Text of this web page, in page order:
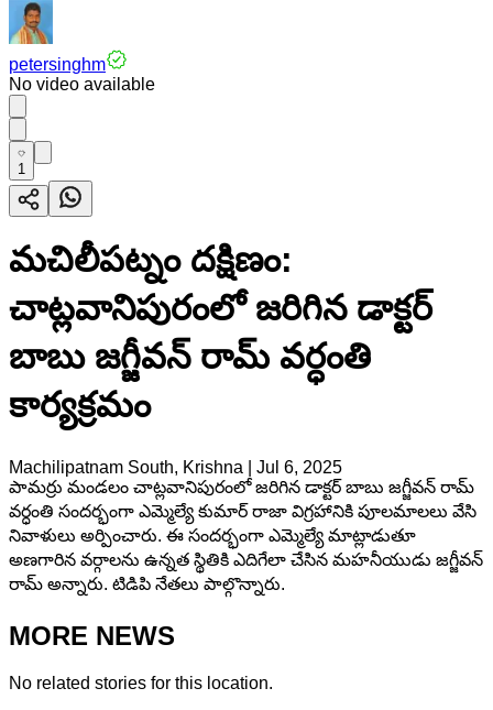
petersinghm
No video available
1
మచిలీపట్నం దక్షిణం:
చాట్లవానిపురంలో జరిగిన డాక్టర్
బాబు జగ్జీవన్ రామ్ వర్ధంతి
కార్యక్రమం
Machilipatnam South, Krishna
Jul 6, 2025
పామర్రు మండలం చాట్లవానిపురంలో జరిగిన డాక్టర్ బాబు జగ్జీవన్ రామ్
వర్ధంతి సందర్భంగా ఎమ్మెల్యే కుమార్ రాజా విగ్రహానికి పూలమాలలు వేసి
నివాళులు అర్పించారు. ఈ సందర్భంగా ఎమ్మెల్యే మాట్లాడుతూ
అణగారిన వర్గాలను ఉన్నత స్థితికి ఎదిగేలా చేసిన మహనీయుడు జగ్జీవన్
రామ్ అన్నారు. టిడిపి నేతలు పాల్గొన్నారు.
MORE NEWS
No related stories for this location.